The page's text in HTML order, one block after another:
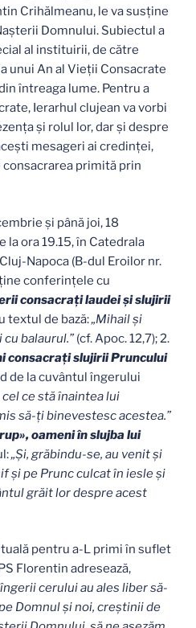
Crihălmeanu, le va susţine
Domnului. Subiectul a
al instituirii, de către
unui An al Vieţii Consacrate
întreaga lume. Pentru a
Ierarhul clujean va vorbi
şi rolul lor, dar şi despre
mesageri ai credinţei,
primită prin
şi până joi, 18
la ora 19.15, în Catedrala
Napoca (B-dul Eroilor nr.
conferinţele cu
consacraţi laudei şi slujirii
textul de bază:„Mihail şi
balaurul.”(cf. Apoc. 12,7); 2.
consacraţi slujirii Pruncului
de la cuvântul îngerului
cel ce stă înaintea lui
să-ţi binevestesc acestea.”
oameni în slujba lui
„Şi, grăbindu-se, au venit şi
şi pe Prunc culcat în iesle şi
grăit lor despre acest
pentru a-L primi în suflet
Florentin adresează,
cerului au ales liber să-
Domnul şi noi, creştinii de